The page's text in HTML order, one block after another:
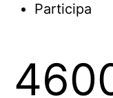
Participa